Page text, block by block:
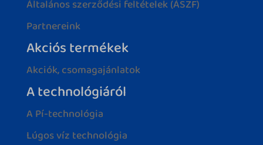
Általános szerződési feltételek (ÁSZF)
Partnereink
Akciós termékek
Akciók, csomagajánlatok
A technológiáról
A Pí-technológia
Lúgos víz technológia